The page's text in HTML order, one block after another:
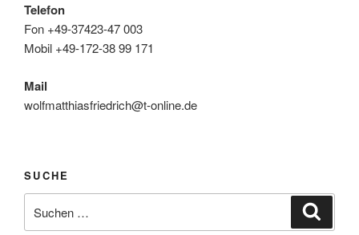
Telefon
Fon +49-37423-47 003
Mobil +49-172-38 99 171
Mail
wolfmatthiasfriedrich@t-online.de
SUCHE
nach: